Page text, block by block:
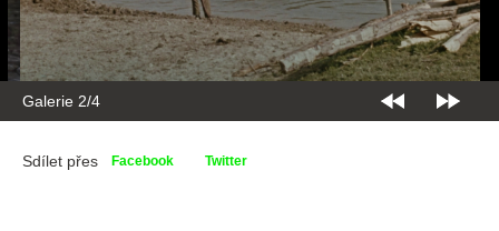
Galerie 2/4
Sdílet přes Facebook Twitter